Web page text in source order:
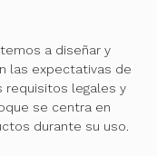
a diseñar y
las expectativas de
requisitos legales y
se centra en
durante su uso.